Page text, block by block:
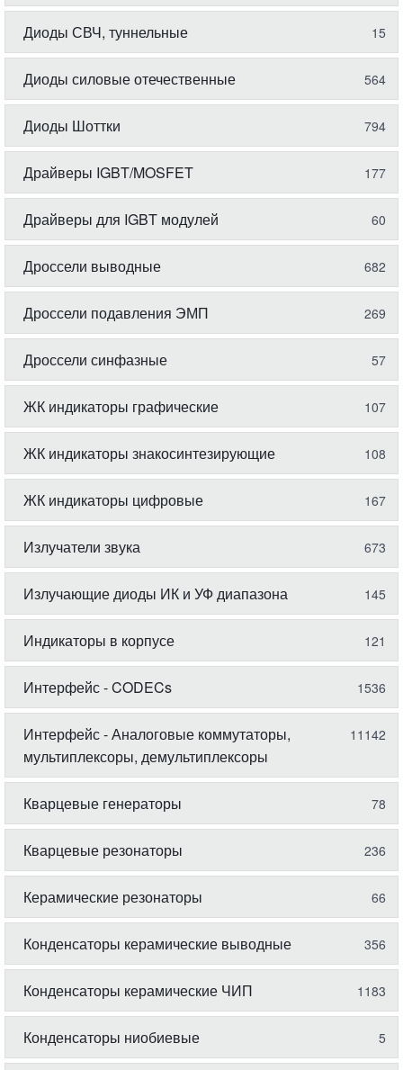
Диоды СВЧ, туннельные 15
Диоды силовые отечественные 564
Диоды Шоттки 794
Драйверы IGBT/MOSFET 177
Драйверы для IGBT модулей 60
Дроссели выводные 682
Дроссели подавления ЭМП 269
Дроссели синфазные 57
ЖК индикаторы графические 107
ЖК индикаторы знакосинтезирующие 108
ЖК индикаторы цифровые 167
Излучатели звука 673
Излучающие диоды ИК и УФ диапазона 145
Индикаторы в корпусе 121
Интерфейс - CODECs 1536
Интерфейс - Аналоговые коммутаторы,
мультиплексоры, демультиплексоры
11142
Кварцевые генераторы 78
Кварцевые резонаторы 236
Керамические резонаторы 66
Конденсаторы керамические выводные 356
Конденсаторы керамические ЧИП 1183
Конденсаторы ниобиевые 5